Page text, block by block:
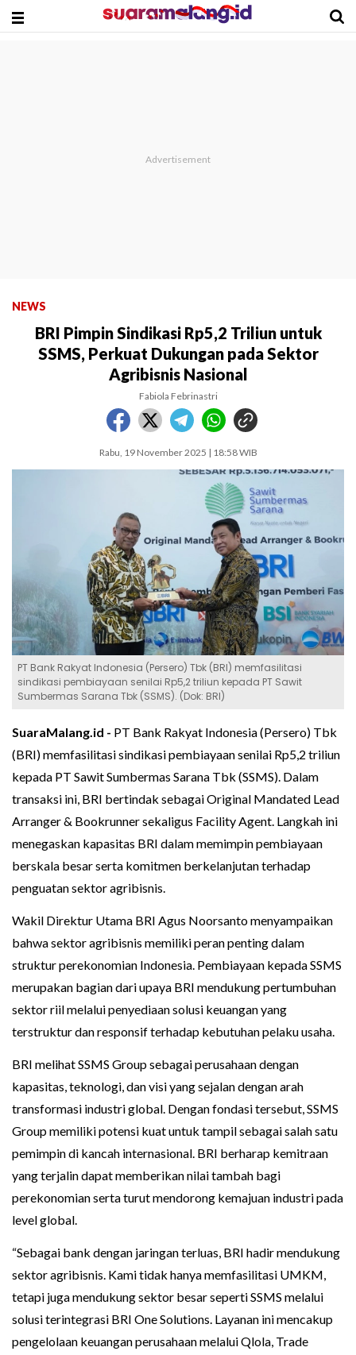
NEWS
BRI Pimpin Sindikasi Rp5,2 Triliun untuk
SSMS, Perkuat Dukungan pada Sektor
Agribisnis Nasional
Fabiola Febrinastri
Rabu, 19 November 2025 | 18:58 WIB
PT Bank Rakyat Indonesia (Persero) Tbk (BRI) memfasilitasi
sindikasi pembiayaan senilai Rp5,2 triliun kepada PT Sawit
Sumbermas Sarana Tbk (SSMS). (Dok: BRI)
SuaraMalang.id - PT Bank Rakyat Indonesia (Persero) Tbk
(BRI) memfasilitasi sindikasi pembiayaan senilai Rp5,2 triliun
kepada PT Sawit Sumbermas Sarana Tbk (SSMS). Dalam
transaksi ini, BRI bertindak sebagai Original Mandated Lead
Arranger & Bookrunner sekaligus Facility Agent. Langkah ini
menegaskan kapasitas BRI dalam memimpin pembiayaan
berskala besar serta komitmen berkelanjutan terhadap
penguatan sektor agribisnis.
Wakil Direktur Utama BRI Agus Noorsanto menyampaikan
bahwa sektor agribisnis memiliki peran penting dalam
struktur perekonomian Indonesia. Pembiayaan kepada SSMS
merupakan bagian dari upaya BRI mendukung pertumbuhan
sektor riil melalui penyediaan solusi keuangan yang
terstruktur dan responsif terhadap kebutuhan pelaku usaha.
BRI melihat SSMS Group sebagai perusahaan dengan
kapasitas, teknologi, dan visi yang sejalan dengan arah
transformasi industri global. Dengan fondasi tersebut, SSMS
Group memiliki potensi kuat untuk tampil sebagai salah satu
pemimpin di kancah internasional. BRI berharap kemitraan
yang terjalin dapat memberikan nilai tambah bagi
perekonomian serta turut mendorong kemajuan industri pada
level global.
“Sebagai bank dengan jaringan terluas, BRI hadir mendukung
sektor agribisnis. Kami tidak hanya memfasilitasi UMKM,
tetapi juga mendukung sektor besar seperti SSMS melalui
solusi terintegrasi BRI One Solutions. Layanan ini mencakup
pengelolaan keuangan perusahaan melalui Qlola, Trade